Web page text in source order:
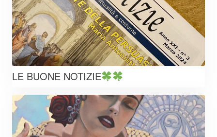
LE BUONE NOTIZIE